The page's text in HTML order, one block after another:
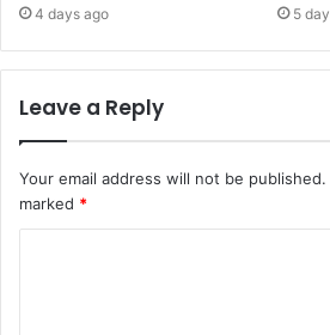
4 days ago 5
Leave a Reply
Your email address will not be published.
marked *